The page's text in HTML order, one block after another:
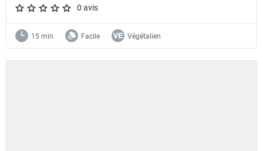
A star rating of 0 out of 5.
0 avis
15 min Facile Végétalien